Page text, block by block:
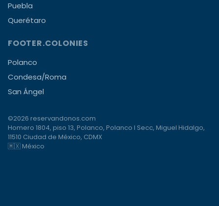
Puebla
Querétaro
FOOTER.COLONIES
Polanco
Condesa/Roma
San Ángel
©2026 reservandonos.com
Homero 1804, piso 13, Polanco, Polanco I Secc, Miguel Hidalgo,
11510 Ciudad de México, CDMX
🇲🇽 México